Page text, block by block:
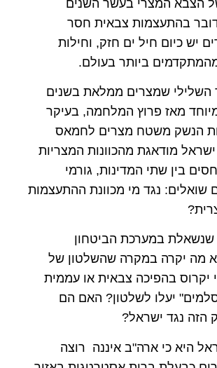
הצבא המצרי בעשר השנים
בהתעצמות צבאית חסר
יש כיום חיל ים חזק, וחילות
מהמתקדמים ביותר בעולם.
השלילי שמצרים ממלאת בשנים
מאז פרוץ המלחמה, בעיקר
הנשק משטח מצרים לחמאס
מודאגת מהכוונות המצריות
בין שתי המדינות, גורמי
שואלים: נגד מי מכוונת ההתעצמות
במערכת הביטחון
מה יקרה במקרה שהשלטון של
יקרוס בהפיכה צבאית או עממית
יעלו לשלטון? האם הם
הזה נגד ישראל?
היא כי ארה"ב איננה רוצה